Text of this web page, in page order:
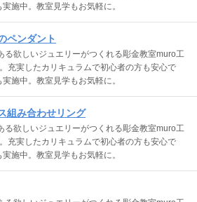
施中。教室見学もお気軽に。
ペンダント
る欲しいジュエリーがつくれる彫金教室muro工
充実したカリキュラムで初心者の方も安心で
施中。教室見学もお気軽に。
組み合わせリング
る欲しいジュエリーがつくれる彫金教室muro工
充実したカリキュラムで初心者の方も安心で
施中。教室見学もお気軽に。